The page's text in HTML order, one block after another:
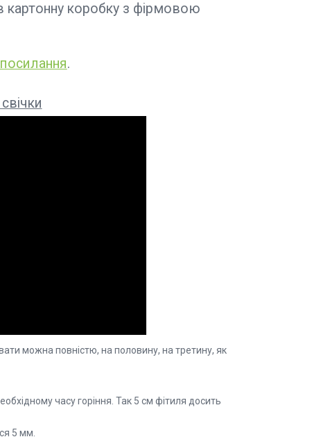
картонну коробку з фірмовою
посилання.
можна повністю, на половину, на третину, як
часу горіння. Так 5 см фітиля досить
5 мм.